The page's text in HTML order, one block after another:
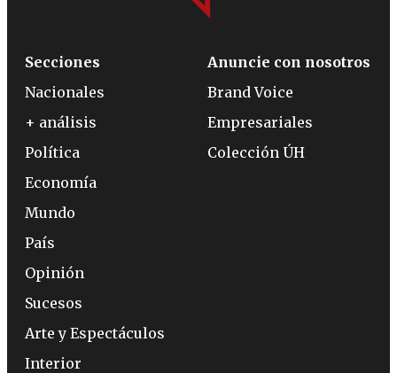
Secciones
Nacionales
+ análisis
Política
Economía
Mundo
País
Opinión
Sucesos
Arte y Espectáculos
Interior
Anuncie con nosotros
Brand Voice
Empresariales
Colección ÚH